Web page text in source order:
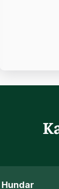
Hundar